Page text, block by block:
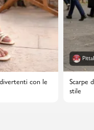
con le
Scarpe
stile